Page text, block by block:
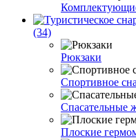
(34)
Рюкзаки
Спортивное
Спасательные
Плоские